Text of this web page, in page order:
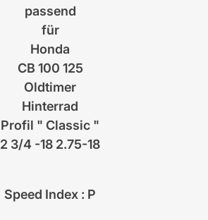
passend
für
Honda
CB 100 125
Oldtimer
Hinterrad
Profil " Classic "
2 3/4 -18 2.75-18
Speed Index : P